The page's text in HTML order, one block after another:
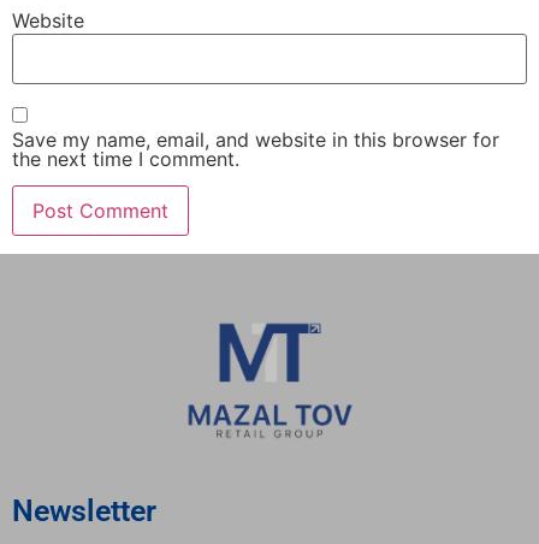
Website
Save my name, email, and website in this browser for
the next time I comment.
Newsletter